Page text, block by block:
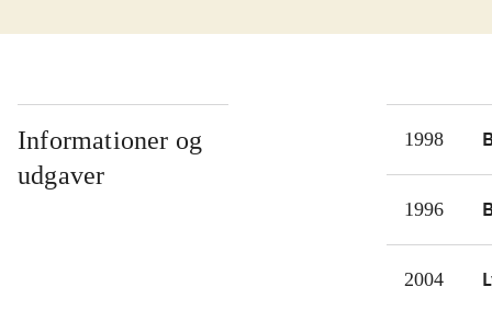
Informationer og
udgaver
1998
1996
2004